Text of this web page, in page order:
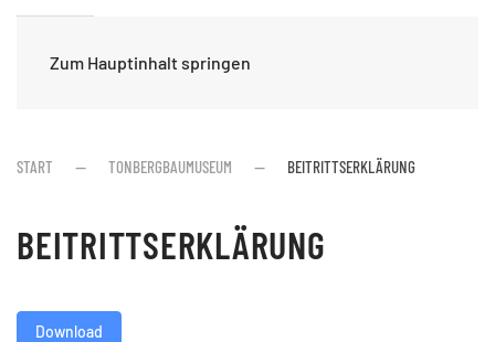
Zum Hauptinhalt springen
START TONBERGBAUMUSEUM BEITRITTSERKLÄRUNG
BEITRITTSERKLÄRUNG
Download